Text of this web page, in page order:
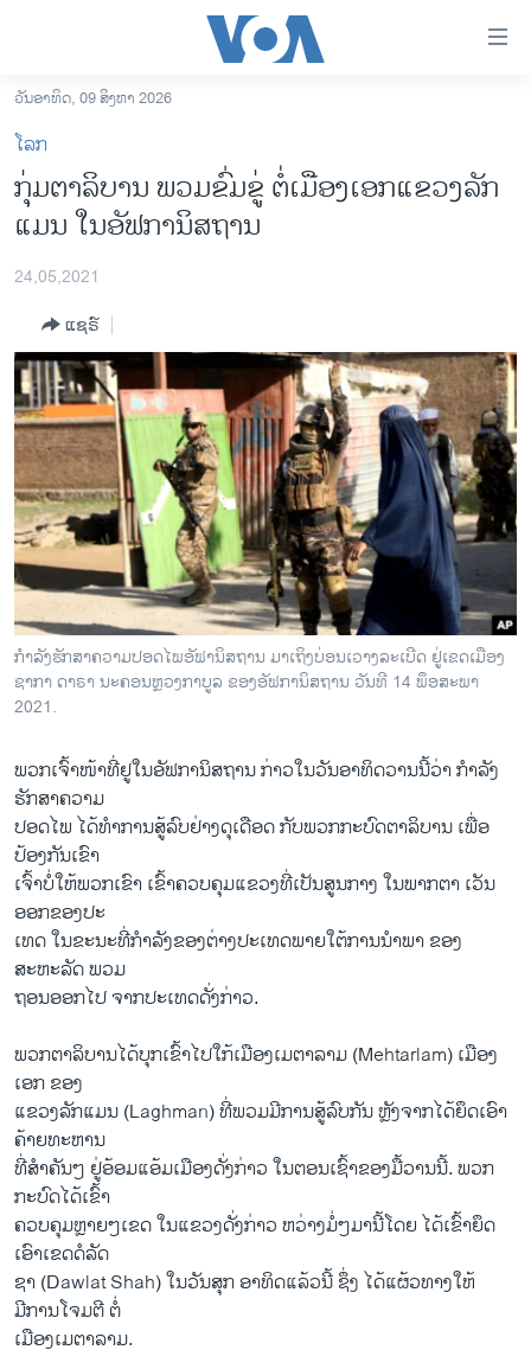
ເຂົ້າ
ຫາ
ຂ້າມ
ຂ້າມ
ຂ້າມ
ຫາ
ລາວ
ອາເມຣິກາ
ຂ່າວ​ຈີນ
ໂລກ
ເອເຊຍ
ອິດສະຫຼະພາບດ້ານການຂ່າວ
ຊີວິດຊາວລາວ
ຊຸມຊົນຊາວລາວ
ວິທະຍາສາດ-ເທັກໂນໂລຈີ
ທຸລະກິດ
ພາສາອັງກິດ
ວີດີໂອ
ສຽງ
ລາຍການກະຈາຍສຽງ
ລາຍງານ
ຕິດຕາມພວກເຮົາ ທີ່
ພາສາຕ່າງໆ
ວັນອາທິດ, 09 ສິງຫາ 2026
ໂລກ
ກຸ່ມຕາລິບານ ພວມຂົ່ມຂູ່ ຕໍ່ເມືອງເອກແຂວງລັກ
ແມນ ໃນອັຟການິສຖານ
24,05,2021
ແຊຣ໌
ກຳລັງຮັກສາຄວາມປອດໄພອັຟານິສຖານ ມາເຖິງບ່ອນເວາງລະເບີດ ຢູ່ເຂດເມືອງ
ຊາກາ ດາຣາ ນະຄອນຫຼວງກາບູລ ຂອງອັຟການິສຖານ ວັນທີ 14 ພຶອສະພາ
2021.
ພວກເຈົ້າໜ້າທີ່ຢູໃນອັຟການິສຖານ ກ່າວໃນວັນອາທິດວານນີ້ວ່າ ກຳລັງ
ຮັກສາຄວາມ
ປອດໄພ ໄດ້ທຳການສູ້ລົບຢ່າງດຸເດືອດ ກັບພວກກະບົດຕາລິບານ ເພື່ອ
ປ້ອງກັນເຂົາ
ເຈົ້າບໍ່ໃຫ້ພວກເຂົາ ເຂົ້າຄວບຄຸມແຂວງທີ່ເປັນສູນກາງ ໃນພາກຕາ ເວັນ
ອອກຂອງປະ
ເທດ ໃນຂະນະທີ່ກຳລັງຂອງຕ່າງປະເທດພາຍໃຕ້ການນຳພາ ຂອງ
ສະຫະລັດ ພວມ
ຖອນອອກໄປ ຈາກປະເທດດັ່ງກ່າວ.
ພວກຕາລິບານໄດ້ບຸກເຂົ້າໄປໃກ້ເມືອງເມຕາລາມ (Mehtarlam) ເມືອງ
ເອກ ຂອງ
ແຂວງລັກແມນ (Laghman) ທີ່ພວມມີການສູ້ລົບກັນ ຫຼັງຈາກໄດ້ຍຶດເອົາ
ຄ້າຍທະຫານ
ທີ່ສຳຄັນໆ ຢູ່ອ້ອມແອ້ມເມືອງດັ່ງກ່າວ ໃນຕອນເຊົ້າຂອງມື້ວານນີ້. ພວກ
ກະບົດໄດ້ເຂົ້າ
ຄວບຄຸມຫຼາຍໆເຂດ ໃນແຂວງດັ່ງກ່າວ ຫວ່າງມໍ່ໆມານີ້ໂດຍ ໄດ້ເຂົ້າຍຶດ
ເອົາເຂດດໍລັດ
ຊາ (Dawlat Shah) ໃນວັນສຸກ ອາທິດແລ້ວນີ້ ຊຶ່ງ ໄດ້ແຜ້ວທາງໃຫ້
ມີການໂຈມຕີ ຕໍ່
ເມືອງເມຕາລາມ.